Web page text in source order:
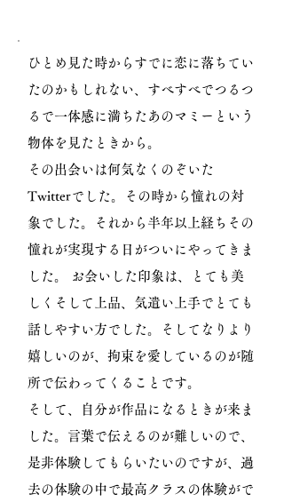
ひとめ見た時からすでに恋に落ちてい
たのかもしれない、すべすべでつるつ
るで一体感に満ちたあのマミーという
物体を見たときから。
その出会いは何気なくのぞいた
Twitterでした。その時から憧れの対
象でした。それから半年以上経ちその
憧れが実現する日がついにやってきま
した。 お会いした印象は、とても美
しくそして上品、気遣い上手でとても
話しやすい方でした。そしてなりより
嬉しいのが、拘束を愛しているのが随
所で伝わってくることです。
そして、自分が作品になるときが来ま
した。言葉で伝えるのが難しいので、
是非体験してもらいたいのですが、過
去の体験の中で最高クラスの体験がで